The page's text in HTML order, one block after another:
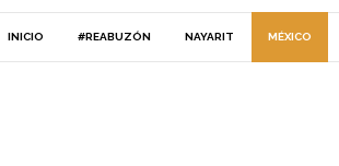
INICIO #REABUZÓN NAYARIT MÉXICO